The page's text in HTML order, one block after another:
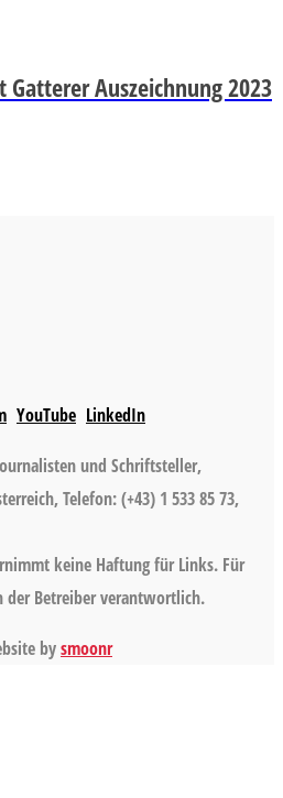
Auszeichnung 2023
YouTube LinkedIn
und Schriftsteller,
Telefon: (+43) 1 533 85 73,
keine Haftung für Links. Für
Betreiber verantwortlich.
bysmoonr